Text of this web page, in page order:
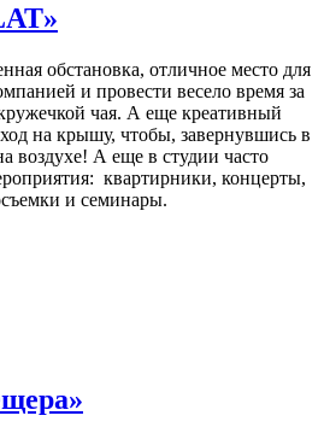
обстановка, отличное место для
и провести весело время за
чая. А еще креативный
на крышу, чтобы, завернувшись в
воздухе! А еще в студии часто
квартирники, концерты,
и семинары.